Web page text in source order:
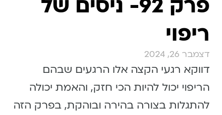
ריפוי
דצמבר 26, 2024
דווקא רגעי הקצה אלו הרגעים שבהם
הריפוי יכול להיות הכי חזק, והאמת יכולה
להתגלות בצורה בהירה ובוהקת, בפרק הזה